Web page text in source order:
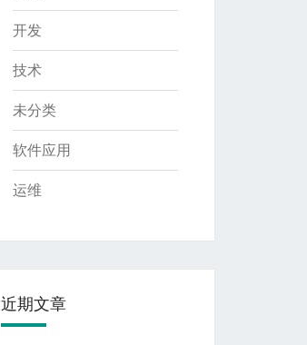
开发
技术
未分类
软件应用
运维
近期文章